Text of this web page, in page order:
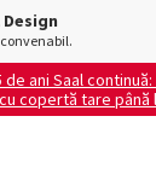
ani Saal
copertă tare până